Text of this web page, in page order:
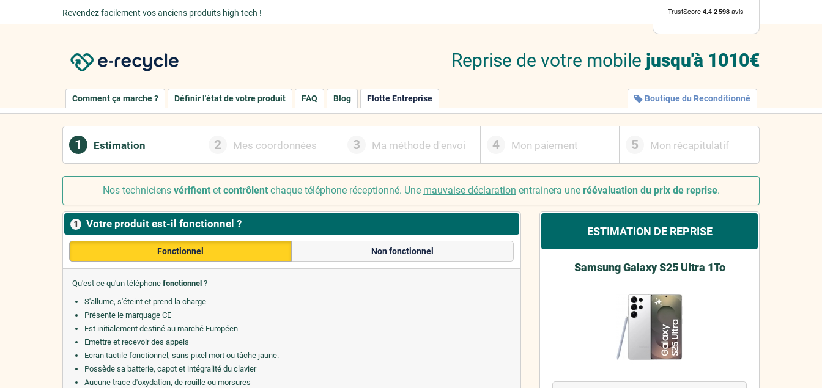
Revendez facilement vos anciens produits high tech !
Reprise de votre mobile jusqu'à 1010€
Comment ça marche ? Définir l'état de votre produit FAQ Blog Flotte Entreprise Boutique du Reconditionné
1 Estimation 2 Mes coordonnées 3 Ma méthode d'envoi 4 Mon paiement 5 Mon récapitulatif
Nos techniciens vérifientet contrôlentchaque téléphone réceptionné. Une mauvaise déclaration entrainera une réévaluation du prix de reprise.
1 Votre produit est-il fonctionnel ?
Fonctionnel Non fonctionnel
Qu'est ce qu'un téléphone fonctionnel ?
S'allume, s'éteint et prend la charge
Présente le marquage CE
Est initialement destiné au marché Européen
Emettre et recevoir des appels
Ecran tactile fonctionnel, sans pixel mort ou tâche jaune.
Possède sa batterie, capot et intégralité du clavier
Aucune trace d'oxydation, de rouille ou morsures
ESTIMATION DE REPRISE
Samsung Galaxy S25 Ultra 1To